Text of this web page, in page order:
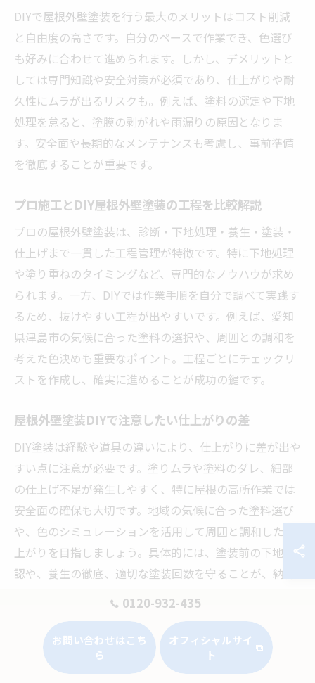
DIYで屋根外壁塗装を行う最大のメリットはコスト削減
と自由度の高さです。自分のペースで作業でき、色選び
も好みに合わせて進められます。しかし、デメリットと
しては専門知識や安全対策が必須であり、仕上がりや耐
久性にムラが出るリスクも。例えば、塗料の選定や下地
処理を怠ると、塗膜の剥がれや雨漏りの原因となりま
す。安全面や長期的なメンテナンスも考慮し、事前準備
を徹底することが重要です。
プロ施工とDIY屋根外壁塗装の工程を比較解説
プロの屋根外壁塗装は、診断・下地処理・養生・塗装・
仕上げまで一貫した工程管理が特徴です。特に下地処理
や塗り重ねのタイミングなど、専門的なノウハウが求め
られます。一方、DIYでは作業手順を自分で調べて実践す
るため、抜けやすい工程が出やすいです。例えば、愛知
県津島市の気候に合った塗料の選択や、周囲との調和を
考えた色決めも重要なポイント。工程ごとにチェックリ
ストを作成し、確実に進めることが成功の鍵です。
屋根外壁塗装DIYで注意したい仕上がりの差
DIY塗装は経験や道具の違いにより、仕上がりに差が出や
すい点に注意が必要です。塗りムラや塗料のダレ、細部
の仕上げ不足が発生しやすく、特に屋根の高所作業では
安全面の確保も大切です。地域の気候に合った塗料選び
や、色のシミュレーションを活用して周囲と調和した仕
上がりを目指しましょう。具体的には、塗装前の下地確
認や、養生の徹底、適切な塗装回数を守ることが、納得
感のある仕上がりにつながります。
業者とDIYの費用や保証の違いを理解する方法
業者依頼とDIYでは、費用面や保証内容に明確な違いが
0120-932-435
お問い合わせはこち
ら
オフィシャルサイ
ト